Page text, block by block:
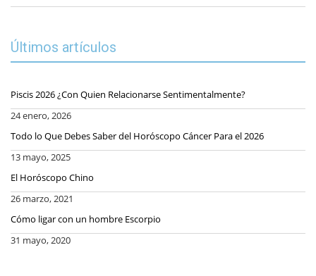
Últimos artículos
Piscis 2026 ¿Con Quien Relacionarse Sentimentalmente?
24 enero, 2026
Todo lo Que Debes Saber del Horóscopo Cáncer Para el 2026
13 mayo, 2025
El Horóscopo Chino
26 marzo, 2021
Cómo ligar con un hombre Escorpio
31 mayo, 2020